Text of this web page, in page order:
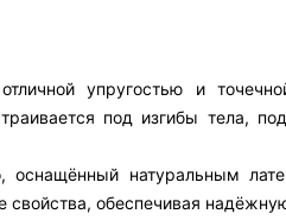
упругостью и
под изгибы тела,
натуральным
свойства, обеспечивая